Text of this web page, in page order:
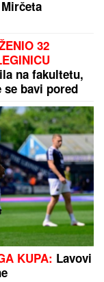
Astro
pravi
znacima
GLUPA SI!"
ona ga
SA 18